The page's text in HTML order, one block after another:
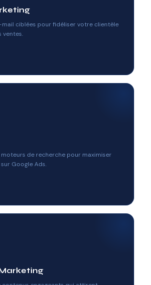
mail ciblées pour fidéliser votre clientèle
ventes.
moteurs de recherche pour maximiser
Google Ads.